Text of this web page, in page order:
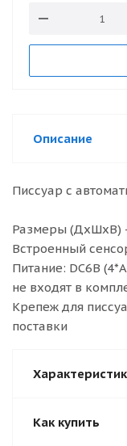
Описание
Писсуар с
Размеры (ДхШхВ)
Встроенный
Питание: DC6B
не входят в
Крепеж для
поставки
Как купить